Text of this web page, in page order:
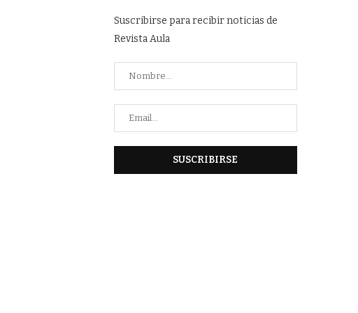
Suscribirse para recibir noticias de
Revista Aula